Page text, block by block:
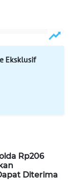
Eksklusif
Rp206
Diterima